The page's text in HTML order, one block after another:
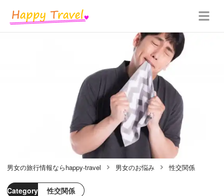
男女の旅行情報ならhappy-travel 男女のお悩み 性交関係
Category 性交関係